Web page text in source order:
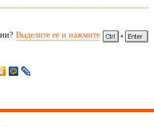
Выделите ее и нажмите